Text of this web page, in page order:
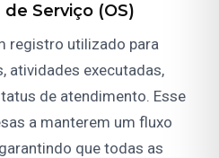
Serviço (OS)
registro utilizado para
atividades executadas,
de atendimento. Esse
a manterem um fluxo
que todas as